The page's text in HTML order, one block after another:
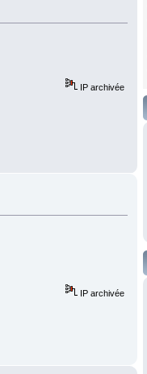
IP archivée
IP archivée